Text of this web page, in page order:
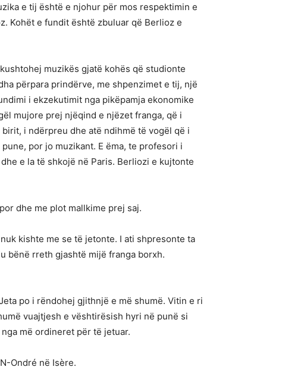
e tij është e njohur për mos respektimin e
Kohët e fundit është zbuluar që Berlioz e
muzikës gjatë kohës që studionte
përpara prindërve, me shpenzimet e tij, një
i ekzekutimit nga pikëpamja ekonomike
mujore prej njëqind e njëzet franga, që i
i ndërpreu dhe atë ndihmë të vogël që i
por jo muzikant. E ëma, te profesori i
e la të shkojë në Paris. Berliozi e kujtonte
dhe me plot mallkime prej saj.
kishte me se të jetonte. I ati shpresonte ta
bënë rreth gjashtë mijë franga borxh.
po i rëndohej gjithnjë e më shumë. Vitin e ri
vuajtjesh e vështirësish hyri në punë si
më ordineret për të jetuar.
Ondré në Isère.